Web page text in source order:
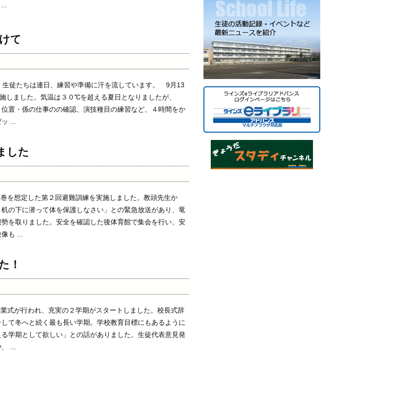
て
徒たちは連日、練習や準備に汗を流しています。 9月13
しました。気温は３０℃を超える夏日となりましたが、
置・係の仕事のの確認、演技種目の練習など、４時間をか
...
した
を想定した第２回避難訓練を実施しました。教頭先生か
の下に潜って体を保護しなさい」との緊急放送があり、竜
を取りました。安全を確認した後体育館で集会を行い、安
も ...
！
式が行われ、充実の２学期がスタートしました。校長式辞
て冬へと続く最も長い学期。学校教育目標にもあるように
学期として欲しい」との話がありました。生徒代表意見発
...